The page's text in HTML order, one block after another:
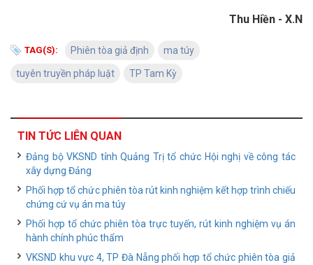
Thu Hiền - X.N
TAG(S): Phiên tòa giả định ma túy
tuyên truyền pháp luật TP Tam Kỳ
TIN TỨC LIÊN QUAN
Đảng bộ VKSND tỉnh Quảng Trị tổ chức Hội nghị về công tác
xây dựng Đảng
Phối hợp tổ chức phiên tòa rút kinh nghiệm kết hợp trình chiếu
chứng cứ vụ án ma túy
Phối hợp tổ chức phiên tòa trực tuyến, rút kinh nghiệm vụ án
hành chính phúc thẩm
VKSND khu vực 4, TP Đà Nẵng phối hợp tổ chức phiên tòa giả